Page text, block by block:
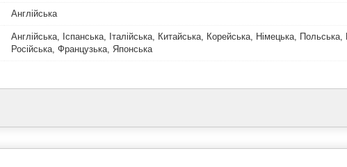
Англійська
Англійська, Іспанська, Італійська, Китайська, Корейська, Німецька, Польська,
Російська, Французька, Японська